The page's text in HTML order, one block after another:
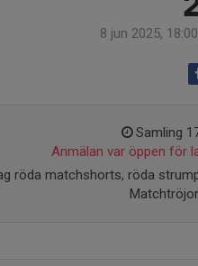
8 jun 2025,
Samling
Anmälan var öppen för
röda matchshorts, röda